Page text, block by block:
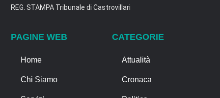
REG. STAMPA Tribunale di Castrovillari
PAGINE WEB
Home
Chi Siamo
CATEGORIE
Attualità
Cronaca